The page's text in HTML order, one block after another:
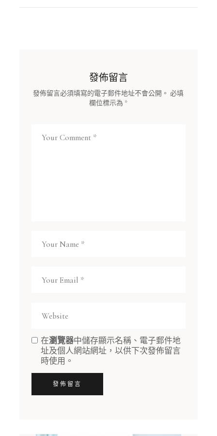
發佈留言
發佈留言必須填寫的電子郵件地址不會公開。 必填
欄位標示為 *
在瀏覽器中儲存顯示名稱、電子郵件地
址及個人網站網址，以供下次發佈留言
時使用。
發佈留言